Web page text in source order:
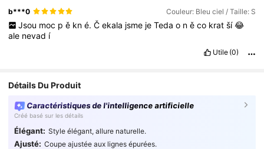
b***0 Couleur: Bleu ciel / Taille: S
Jsou moc p ě kn é. Č ekala jsme je Teda o n ě co krat ší😂
ale nevad í
Utile (0)
Détails Du Produit
Caractéristiques de l'intelligence artificielle
Créé basé sur les détails
Élégant: Style élégant, allure naturelle.
Ajusté: Coupe ajustée aux lignes épurées.